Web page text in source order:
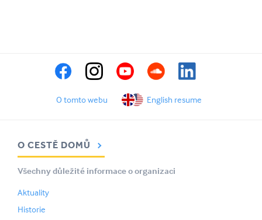
O tomto webu English resume
O CESTĚ DOMŮ
Všechny důležité informace o organizaci
Aktuality
Historie